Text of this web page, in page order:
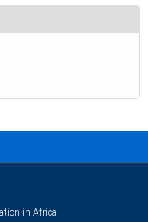
in Africa